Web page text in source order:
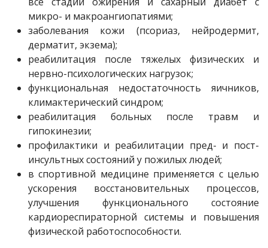
микро- и макроангиопатиями;
заболевания кожи (псориаз, нейродермит,
дерматит, экзема);
реабилитация после тяжелых физических и
нервно-психологических нагрузок;
функциональная недостаточность яичников,
климактерический синдром;
реабилитация больных после травм и
гипокинезии;
профилактики и реабилитации пред- и пост-
инсультных состояний у пожилых людей;
в спортивной медицине применяется с целью
ускорения восстановительных процессов,
улучшения функционального состояние
кардиореспираторной системы и повышения
физической работоспособности.